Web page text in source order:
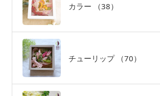
カラー （38）
チューリップ （70）